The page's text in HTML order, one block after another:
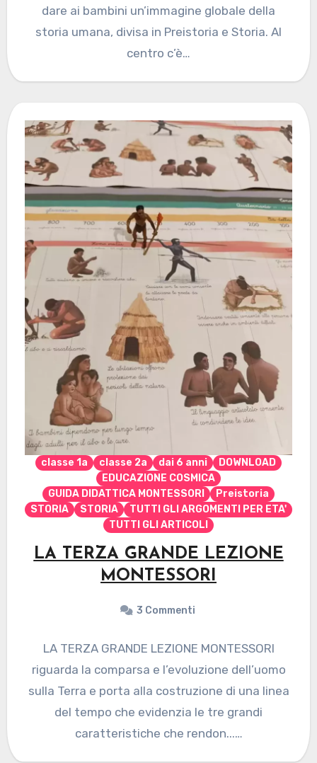
dare ai bambini un’immagine globale della
storia umana, divisa in Preistoria e Storia. Al
centro c’è…
classe 1a classe 2a dai 6 anni
DOWNLOAD
EDUCAZIONE COSMICA
GUIDA DIDATTICA MONTESSORI
Preistoria
STORIA
STORIA
TUTTI GLI ARGOMENTI PER ETA'
TUTTI GLI ARTICOLI
LA TERZA GRANDE LEZIONE
MONTESSORI
3 Commenti
LA TERZA GRANDE LEZIONE MONTESSORI
riguarda la comparsa e l’evoluzione dell’uomo
sulla Terra e porta alla costruzione di una linea
del tempo che evidenzia le tre grandi
caratteristiche che rendon...…